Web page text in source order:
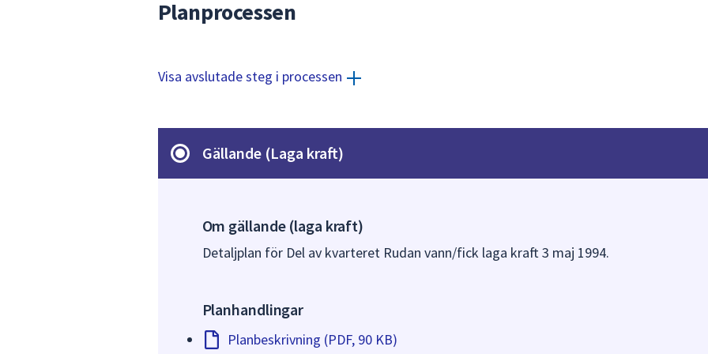
Planprocessen
Visa avslutade steg i processen
Gällande (Laga kraft)
Om gällande (laga kraft)
Detaljplan för Del av kvarteret Rudan vann/fick laga kraft 3 maj 1994.
Planhandlingar
Planbeskrivning (PDF, 90 KB)